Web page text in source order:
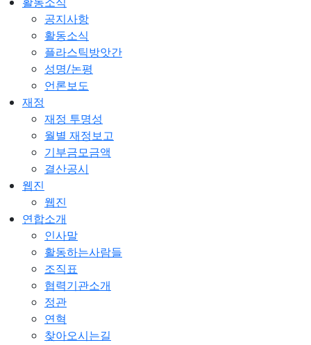
공지사항
활동소식
플라스틱방앗간
성명/논평
언론보도
재정
재정 투명성
월별 재정보고
기부금모금액
결산공시
웹진
웹진
연합소개
인사말
활동하는사람들
조직표
협력기관소개
정관
연혁
찾아오시는길